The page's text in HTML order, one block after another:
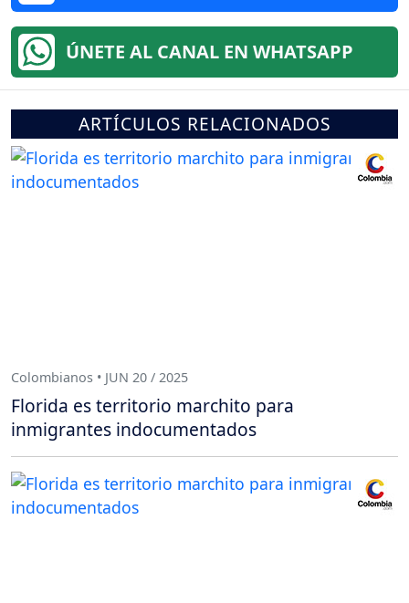
ÚNETE AL CANAL EN WHATSAPP
ARTÍCULOS RELACIONADOS
Colombianos • JUN 20 / 2025
Florida es territorio marchito para
inmigrantes indocumentados